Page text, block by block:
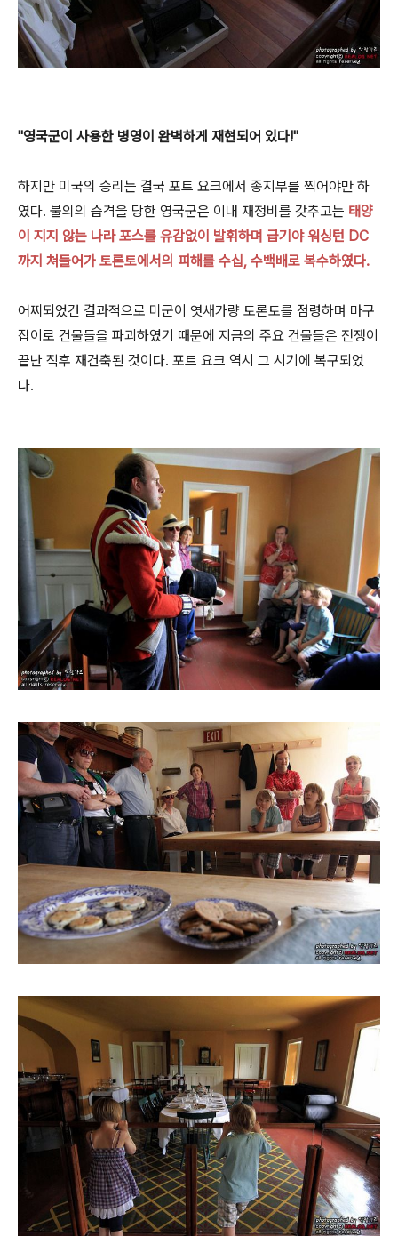
"영국군이 사용한 병영이 완벽하게 재현되어 있다!"
하지만 미국의 승리는 결국 포트 요크에서 종지부를 찍어야만 하
였다. 불의의 습격을 당한 영국군은 이내 재정비를 갖추고는 태양
이 지지 않는 나라포스를 유감없이 발휘하며 급기야 워싱턴 DC
까지 쳐들어가 토론토에서의 피해를 수십, 수백배로 복수하였다.
어찌되었건 결과적으로 미군이 엿새가량 토론토를 점령하며 마구
잡이로 건물들을 파괴하였기 때문에 지금의 주요 건물들은 전쟁이
끝난 직후 재건축된 것이다. 포트 요크 역시 그 시기에 복구되었
다.